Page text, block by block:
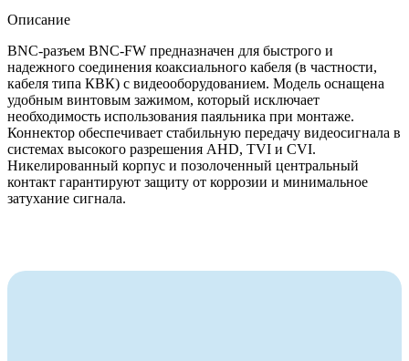
Описание
BNC-разъем BNC-FW предназначен для быстрого и
надежного соединения коаксиального кабеля (в частности,
кабеля типа КВК) с видеооборудованием. Модель оснащена
удобным винтовым зажимом, который исключает
необходимость использования паяльника при монтаже.
Коннектор обеспечивает стабильную передачу видеосигнала в
системах высокого разрешения AHD, TVI и CVI.
Никелированный корпус и позолоченный центральный
контакт гарантируют защиту от коррозии и минимальное
затухание сигнала.